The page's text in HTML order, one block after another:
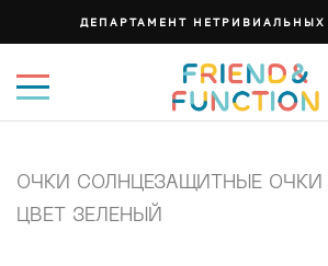
ДЕПАРТАМЕНТ
ОЧКИ СОЛНЦЕЗАЩИТНЫЕ
ЦВЕТ ЗЕЛЕНЫЙ